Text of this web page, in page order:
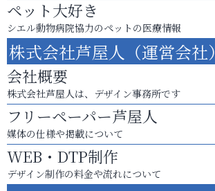
ペット大好き
シエル動物病院協力のペットの医療情報
株式会社芦屋人（運営会社）
会社概要
株式会社芦屋人は、デザイン事務所です
フリーペーパー芦屋人
媒体の仕様や掲載について
WEB・DTP制作
デザイン制作の料金や流れについて